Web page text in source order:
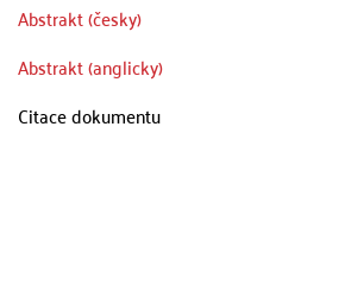
Abstrakt (česky)
Abstrakt (anglicky)
Citace dokumentu